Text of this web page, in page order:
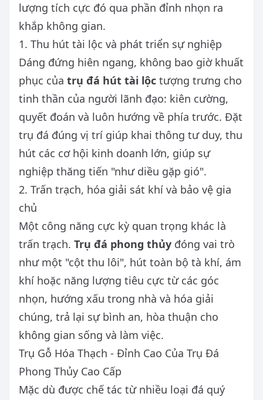
lượng tích cực đó qua phần đỉnh nhọn ra
khắp không gian.
1. Thu hút tài lộc và phát triển sự nghiệp
Dáng đứng hiên ngang, không bao giờ khuất
phục của trụ đá hút tài lộc tượng trưng cho
tinh thần của người lãnh đạo: kiên cường,
quyết đoán và luôn hướng về phía trước. Đặt
trụ đá đúng vị trí giúp khai thông tư duy, thu
hút các cơ hội kinh doanh lớn, giúp sự
nghiệp thăng tiến "như diều gặp gió".
2. Trấn trạch, hóa giải sát khí và bảo vệ gia
chủ
Một công năng cực kỳ quan trọng khác là
trấn trạch. Trụ đá phong thủy đóng vai trò
như một "cột thu lôi", hút toàn bộ tà khí, ám
khí hoặc năng lượng tiêu cực từ các góc
nhọn, hướng xấu trong nhà và hóa giải
chúng, trả lại sự bình an, hòa thuận cho
không gian sống và làm việc.
Trụ Gỗ Hóa Thạch - Đỉnh Cao Của Trụ Đá
Phong Thủy Cao Cấp
Mặc dù được chế tác từ nhiều loại đá quý